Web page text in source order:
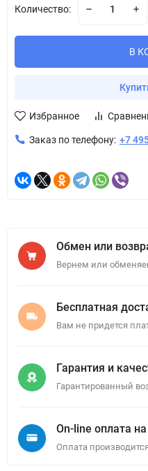
Количество:
В
Избранное
Заказ по телефону: +7
Обмен или
Вернем или
Бесплатная
Вам не придется
Гарантия и
Гарантированный
On-line оплата
Оплата